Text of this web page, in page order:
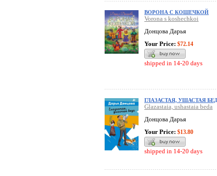
ВОРОНА С КОШЕЧКОЙ
Vorona s koshechkoi
Донцова Дарья
Your Price: $72.14
shipped in 14-20 days
ГЛАЗАСТАЯ, УШАСТАЯ
Glazastaia, ushastaia beda
Донцова Дарья
Your Price: $13.80
shipped in 14-20 days